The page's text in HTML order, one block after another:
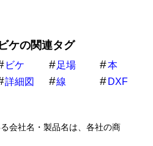
ビケの関連タグ
ビケ 足場
本
詳細図
線 DXF
会社名・製品名は、各社の商